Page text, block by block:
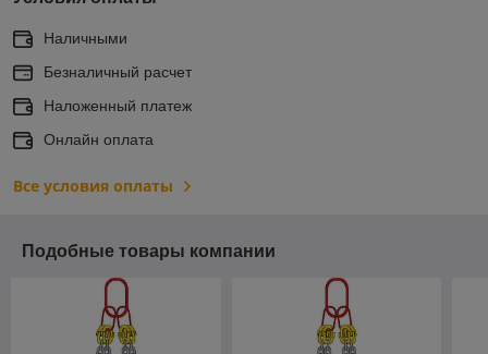
Наличными
Безналичный расчет
Наложенный платеж
Онлайн оплата
Все условия оплаты
Подобные товары компании